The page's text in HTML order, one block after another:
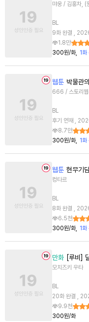
먀웅 / 김홍차, (
BL
9화 완결 ,
1.8만
300원/화
1화
웹툰 박물관
666 / 스토리
BL
후기 연재 ,
8.7만
300원/화
1화
웹툰 현무기
컹타르
BL
8화 완결 ,
6.5천
300원/화
1화
만화 [루비]
모치즈키 우타
BL
20화 완결 ,
9.9천
300원/화